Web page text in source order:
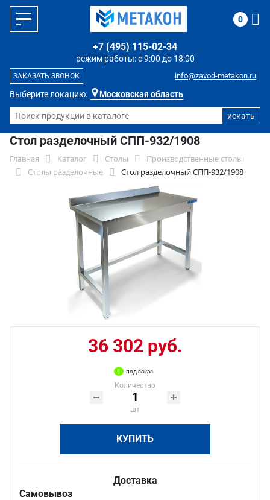
Выберите локацию: Московская область
режим работы: с 9:00 до 18:00
+7 (495) 115-02-34
info@zavod-metakon.ru
ЗАКАЗАТЬ ЗВОНОК
0
Стол разделочный СПП-932/1908
Главная Каталог Столы
Производственные столы
Столы разделочные
Стол разделочный СПП-932/1908
36 302 руб.
под заказ
Количество
шт
КУПИТЬ
Доставка
Самовывоз